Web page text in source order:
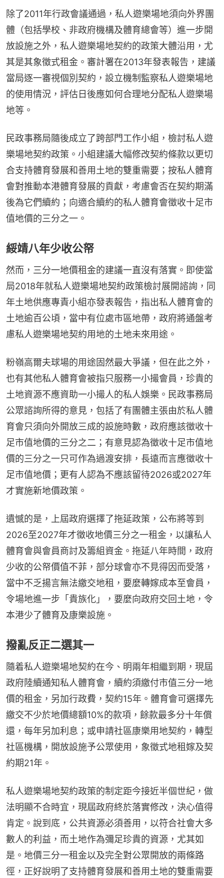
除了2011年行政會議通過，私人遊樂場地須向外界團
體（包括學校、非政府機構及體育總會等）進一步開
放設施之外，私人遊樂場地契約的政策大體沿用，尤
其是其象徵式租金。審計署在2013年發表報告，建議
當局逐一審視個別契約，設立機制監察私人遊樂場地
的使用情況，評估日後應如何合理地分配私人遊樂場
地等。
民政事務局隨後成立了跨部門工作小組，檢討私人遊
樂場地契約政策。小組建議大幅修改契約條款以更切
合支持體育發展和善用土地的雙重需要；按私人體育
會對推動本港體育發展的貢獻，考慮會否在契約期滿
後為它們續約；向適合續約的私人體育會徵收十足市
值地價的三分之一。
綏靖八年少收公帑
然而，三分一地價租金的建議一直沒有落實。即使當
局2018年就私人遊樂場地契約政策檢討展開諮詢，同
年土地供應專責小組亦發表報告，指出私人體育會的
土地逾百公頃，當中有位處市區地帶，政府將通盤考
慮私人遊樂場地契約用地的土地未來用途。
粉嶺高爾夫球場的用途固然最大爭議，但在此之外，
也有其他私人體育會被指只服務一小撮會員，珍貴的
土地資源不應資助一小撮人的私人娛樂。民政事務局
公眾諮詢所得的意見，包括了有團體主張由於私人體
育會只須向外開放三成的設施時數，政府應該徵收十
足市值地價的三分之二；有意見認為徵收十足市值地
價的三分之一只可作為過渡安排，長遠而言應徵收十
足市值地價；更有人認為不應該留待2026或2027年
才實施新地價政策。
遺憾的是，上屆政府選擇了拖延政策，公布將等到
2026至2027年才徵收地價三分之一租金，以讓私人
體育會與會員商討及籌組資金。拖延八年時間，政府
少收的公帑價值不菲，部分球會亦不見得因而受落，
當中不乏揚言無法繳交地租，要麼轉嫁成本至會員，
令場地進一步「貴族化」，要麼向政府交回土地，令
本港少了體育及康樂設施。
撥亂反正二選其一
隨着私人遊樂場地契約在今、明兩年相繼到期，現屆
政府陸續通知私人體育會，續約須繳付市值三分一地
價的租金，另加行政費，契約15年。體育會可選擇先
繳交不少於地價總額10%的款項，餘款最多分十年償
還，每年另加利息；或申請社區康樂用地契約，轉型
社區機構，開放設施予公眾使用，象徵式地租嫁及契
約期21年。
私人遊樂場地契約政策的制定距今接近半個世紀，做
法明顯不合時宜，現屆政府終於落實修改，決心值得
肯定。說到底，公共資源必須善用，以符合社會大多
數人的利益，而土地作為彌足珍貴的資源，尤其如
是。地價三分一租金以及完全對公眾開放的兩條路
徑，正好說明了支持體育發展和善用土地的雙重需要